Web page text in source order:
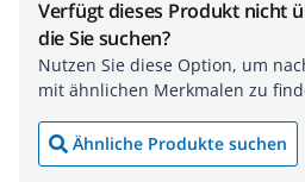
Verfügt dieses Produkt nicht
die Sie suchen?
Nutzen Sie diese Option, um
mit ähnlichen Merkmalen zu
Ähnliche Produkte suchen